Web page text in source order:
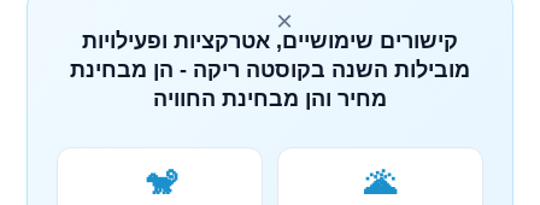
×
קישורים שימושיים, אטרקציות ופעילויות
מובילות השנה בקוסטה ריקה - הן מבחינת
מחיר והן מבחינת החוויה
🌋
🐒